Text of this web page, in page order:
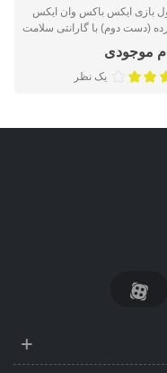
بازی ایکس باکس وان ایکس
(دست دوم) با گارانتی سلامت
موجودی
یک نظر